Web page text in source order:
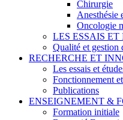
Chirurgie
Anesthésie
Oncologie
LES ESSAIS
Qualité et gestion
RECHERCHE ET
Les essais et
Fonctionnement
Publications
ENSEIGNEMENT &
Formation initiale